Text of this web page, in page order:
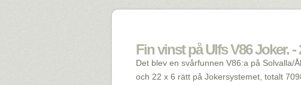
Fin vinst på Ulfs V86 Joker. -
Det blev en svårfunnen V86:a på Solvalla/
och 22 x 6 rätt på Jokersystemet, totalt